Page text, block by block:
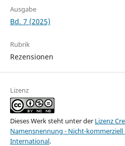
Ausgabe
Bd. 7 (2025)
Rubrik
Rezensionen
Lizenz
Dieses Werk steht unter der Lizenz
Namensnennung - Nicht-kommerziell
International.